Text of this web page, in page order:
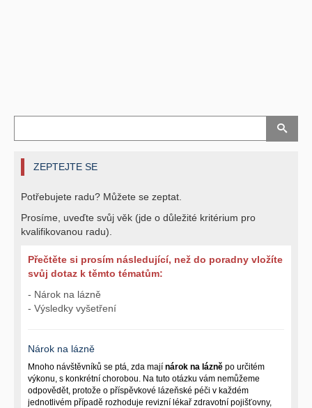
ZEPTEJTE SE
Potřebujete radu? Můžete se zeptat.
Prosíme, uveďte svůj věk (jde o důležité kritérium pro
kvalifikovanou radu).
Přečtěte si prosím následující, než do poradny vložíte
svůj dotaz k těmto tématům:
- Nárok na lázně
- Výsledky vyšetření
Nárok na lázně
Mnoho návštěvníků se ptá, zda mají nárok na lázně po určitém
výkonu, s konkrétní chorobou. Na tuto otázku vám nemůžeme
odpovědět, protože o příspěvkové lázeňské péči v každém
jednotlivém případě rozhoduje revizní lékař zdravotní pojišťovny,